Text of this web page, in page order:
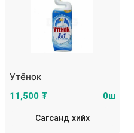
Утёнок
11,500 ₮ 0ш
Сагсанд хийх